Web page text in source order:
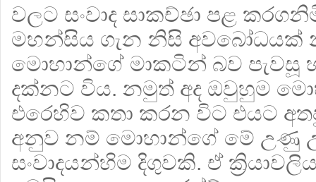
වලට සංවාද සාකච්ඡා පළ
මහන්සිය ගැන නිසි අවබෝධයක්
මොහාන්ගේ මාකටින් බව පැවසූ
දක්නට විය. නමුත් අද ඔවුහුම
එරෙහිව කතා කරන විට එයට
අනුව නම් මොහාන්ගේ මේ උණු
සංවාදයන්හිම දිගුවකි. ඒ